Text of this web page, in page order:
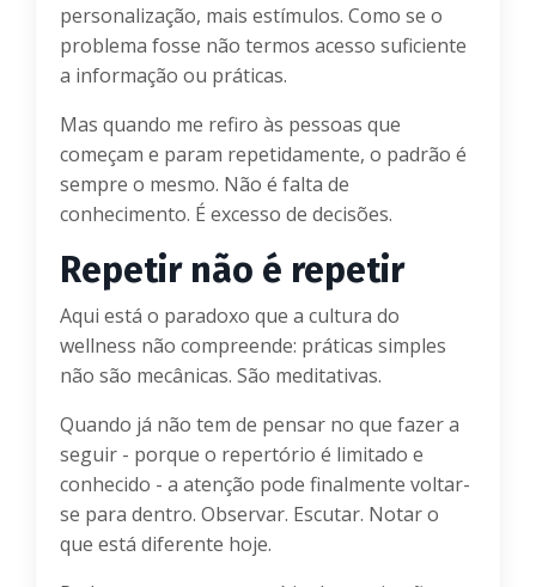
personalização, mais estímulos. Como se o
problema fosse não termos acesso suficiente
a informação ou práticas.
Mas quando me refiro às pessoas que
começam e param repetidamente, o padrão é
sempre o mesmo. Não é falta de
conhecimento. É excesso de decisões.
Repetir não é repetir
Aqui está o paradoxo que a cultura do
wellness não compreende: práticas simples
não são mecânicas. São meditativas.
Quando já não tem de pensar no que fazer a
seguir - porque o repertório é limitado e
conhecido - a atenção pode finalmente voltar-
se para dentro. Observar. Escutar. Notar o
que está diferente hoje.